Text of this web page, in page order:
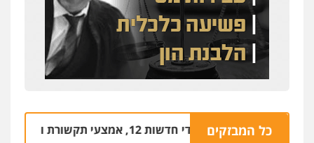
כל המבזקים
חדשות 12, אמצעי תקשורת ומשרד המשפטים